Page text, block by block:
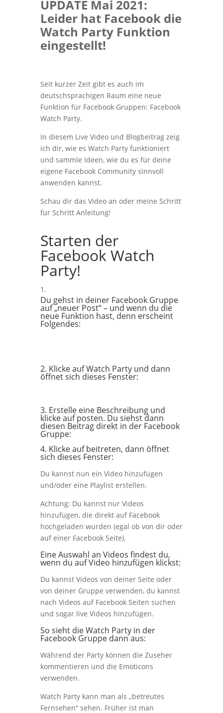
UPDATE Mai 2021:
Leider hat Facebook die
Watch Party Funktion
eingestellt!
Seit kurzer Zeit gibt es auch im
deutschsprachigen Raum eine neue
Funktion für Facebook Gruppen: Facebook
Watch Party.
In diesem Live Video und Blogbeitrag zeig
ich dir, wie es Watch Party funktioniert
und sammle Ideen, wie du es für deine
eigene Facebook Community sinnvoll
anwenden kannst.
Schau dir das Video an oder meine Schritt
für Schritt Anleitung!
Starten der
Facebook Watch
Party!
Du gehst in deiner Facebook Gruppe
auf „neuer Post“ – und wenn du die
neue Funktion hast, denn erscheint
Folgendes:
2. Klicke auf Watch Party und dann
öffnet sich dieses Fenster:
3. Erstelle eine Beschreibung und
klicke auf posten. Du siehst dann
diesen Beitrag direkt in der Facebook
Gruppe:
4. Klicke auf beitreten, dann öffnet
sich dieses Fenster:
Du kannst nun ein Video hinzufügen
und/oder eine Playlist erstellen.
Achtung: Du kannst nur Videos
hinzufügen, die direkt auf Facebook
hochgeladen wurden (egal ob von dir oder
auf einer Facebook Seite).
Eine Auswahl an Videos findest du,
wenn du auf Video hinzufügen klickst:
Du kannst Videos von deiner Seite oder
von deiner Gruppe verwenden, du kannst
nach Videos auf Facebook Seiten suchen
und sogar live Videos hinzufügen.
So sieht die Watch Party in der
Facebook Gruppe dann aus:
Während der Party können die Zuseher
kommentieren und die Emoticons
verwenden.
Watch Party kann man als „betreutes
Fernsehen“ sehen. Früher ist man